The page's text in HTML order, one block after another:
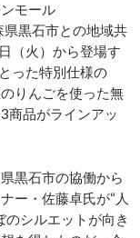
モール
県黒石市との地域共
（火）から登場す
った特別仕様の
りんごを使った無
商品がラインアッ
黒石市の協働から
ー・佐藤卓氏が“人
のシルエットが向き